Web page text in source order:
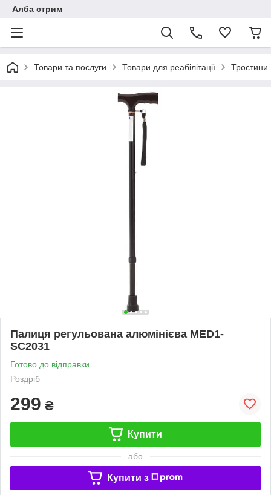
Алба стрим
Товари та послуги Товари для реабілітації Тростини
Палиця регульована алюмінієва MED1-
SC2031
Готово до відправки
Роздріб
299 ₴
Купити
або
Купити з